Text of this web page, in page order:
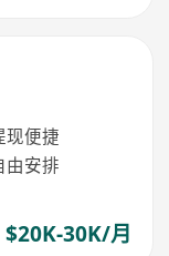
现便捷
由安排
$20K-30K/月